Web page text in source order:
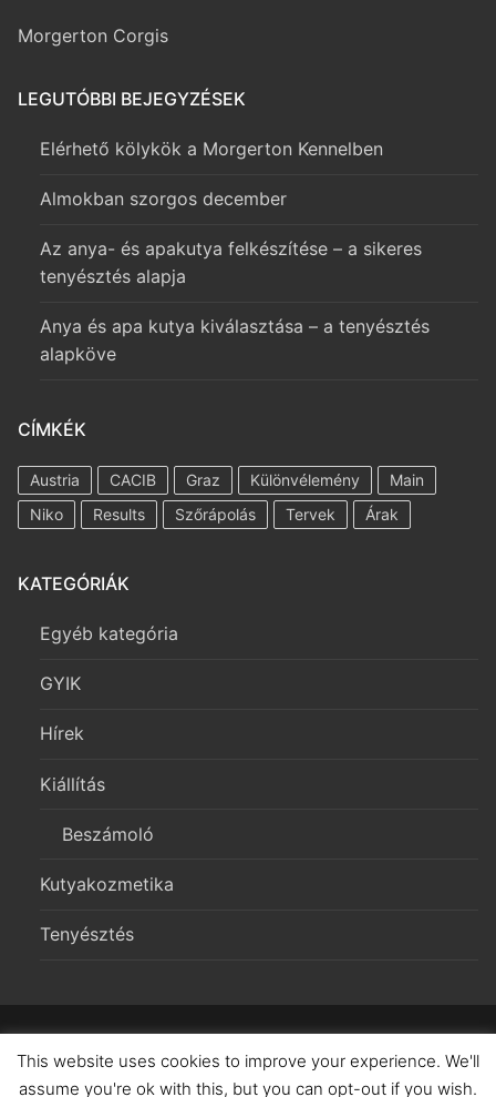
Morgerton Corgis
LEGUTÓBBI BEJEGYZÉSEK
Elérhető kölykök a Morgerton Kennelben
Almokban szorgos december
Az anya- és apakutya felkészítése – a sikeres
tenyésztés alapja
Anya és apa kutya kiválasztása – a tenyésztés
alapköve
CÍMKÉK
Austria CACIB Graz Különvélemény
Main
Niko
Results Szőrápolás Tervek Árak
KATEGÓRIÁK
Egyéb kategória
GYIK
Hírek
Kiállítás
Beszámoló
Kutyakozmetika
Tenyésztés
This website uses cookies to improve your experience. We'll
assume you're ok with this, but you can opt-out if you wish.